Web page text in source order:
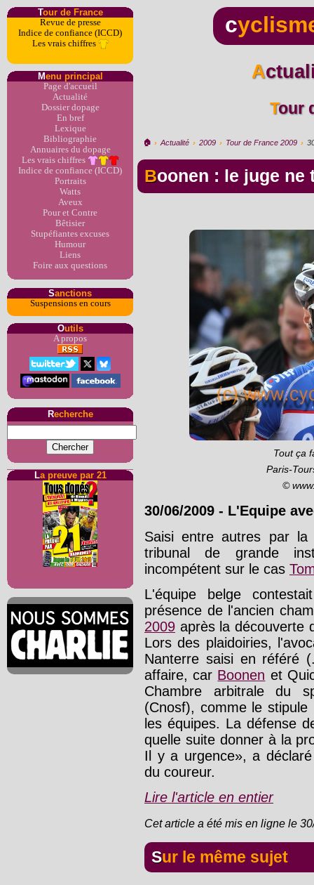
Tour de France
Revue de presse
Indice de confiance (ICCD)
Les vrais chiffres
Menu principal
Page d'accueil
Actualité
Dossier dopage
En bref
Lexique
Bibliographie
Annuaires du dopage
Les vrais chiffres
Indice de confiance (ICCD)
Portraits
Watts
Aveux
Pour et Contre
Bêtisier
Stupéfiantes excuses
Humour
Liens
Foire aux questions
Sanctions
Suspensions en cours
Outils
A propos
Recherche
La preuve par 21
c
🏠︎ › Actualité › 2009 › Tour de France 2009 ›
Boonen : le juge
Tout ça
Paris-
©
30/06/2009 - L'Equipe
Saisi entre autres par
tribunal de grande
incompétent sur le cas
L'équipe belge
présence de l'ancien
2009 après la découverte
Lors des plaidoiries,
Nanterre saisi en référé
affaire, car Boonen et
Chambre arbitrale du
(Cnosf), comme le
les équipes. La défense
quelle suite donner à la
Il y a urgence», a
du coureur.
Lire l'article en entier
Cet article a été mis en ligne le
Sur le même sujet